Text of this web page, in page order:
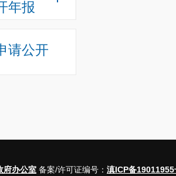
年报
请公开
府办公室 备案/许可证编号： 滇ICP备